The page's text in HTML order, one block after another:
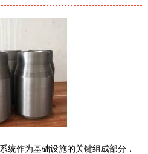
统作为基础设施的关键组成部分，